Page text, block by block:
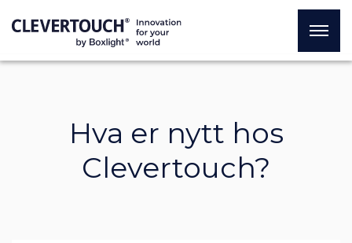
Hva er nytt hos
Clevertouch?